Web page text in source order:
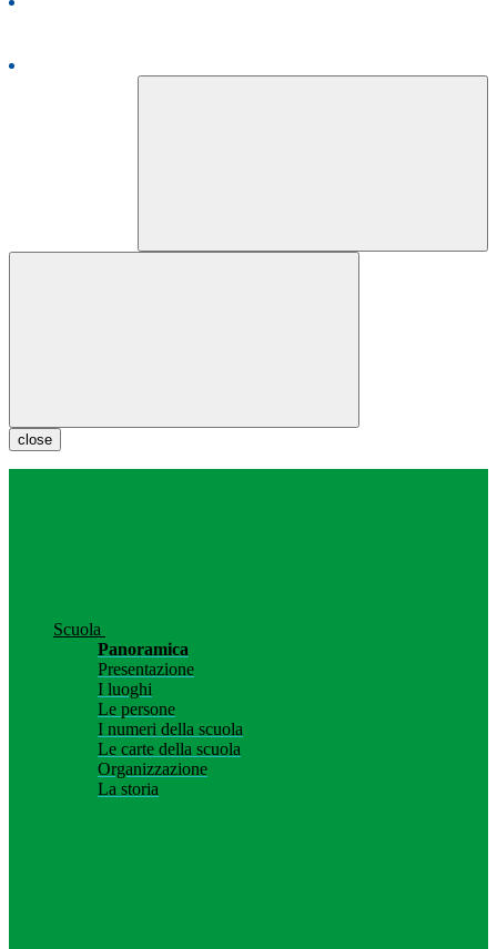
close
Scuola
Panoramica
Presentazione
I luoghi
Le persone
I numeri della scuola
Le carte della scuola
Organizzazione
La storia